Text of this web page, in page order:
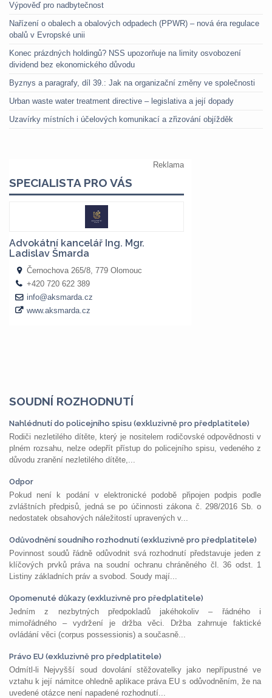
Výpověď pro nadbytečnost
Nařízení o obalech a obalových odpadech (PPWR) – nová éra regulace
obalů v Evropské unii
Konec prázdných holdingů? NSS upozorňuje na limity osvobození
dividend bez ekonomického důvodu
Byznys a paragrafy, díl 39.: Jak na organizační změny ve společnosti
Urban waste water treatment directive – legislativa a její dopady
Uzavírky místních i účelových komunikací a zřizování objížděk
SOUDNÍ ROZHODNUTÍ
Nahlédnutí do policejního spisu (exkluzivně pro předplatitele)
Rodiči nezletilého dítěte, který je nositelem rodičovské odpovědnosti v
plném rozsahu, nelze odepřít přístup do policejního spisu, vedeného z
důvodu zranění nezletilého dítěte,...
Odpor
Pokud není k podání v elektronické podobě připojen podpis podle
zvláštních předpisů, jedná se po účinnosti zákona č. 298/2016 Sb. o
nedostatek obsahových náležitostí upravených v...
Odůvodnění soudního rozhodnutí (exkluzivně pro předplatitele)
Povinnost soudů řádně odůvodnit svá rozhodnutí představuje jeden z
klíčových prvků práva na soudní ochranu chráněného čl. 36 odst. 1
Listiny základních práv a svobod. Soudy mají...
Opomenuté důkazy (exkluzivně pro předplatitele)
Jedním z nezbytných předpokladů jakéhokoliv – řádného i
mimořádného – vydržení je držba věci. Držba zahrnuje faktické
ovládání věci (corpus possessionis) a současně...
Právo EU (exkluzivně pro předplatitele)
Odmítl-li Nejvyšší soud dovolání stěžovatelky jako nepřípustné ve
vztahu k její námitce ohledně aplikace práva EU s odůvodněním, že na
uvedené otázce není napadené rozhodnutí...